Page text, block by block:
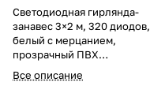
Светодиодная гирлянда-
занавес 3×2 м, 320 диодов,
белый с мерцанием,
прозрачный ПВХ
Светодиодная гирлянда-
занавес — современное
Все описание